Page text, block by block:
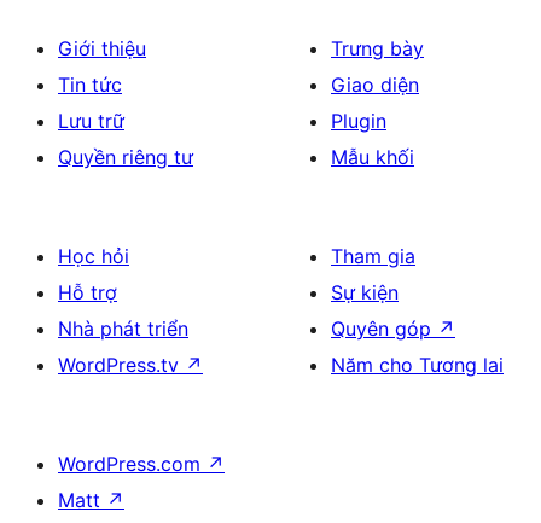
Giới thiệu
Tin tức
Lưu trữ
Quyền riêng tư
Trưng bày
Giao diện
Plugin
Mẫu khối
Học hỏi
Hỗ trợ
Nhà phát triển
WordPress.tv ↗
Tham gia
Sự kiện
Quyên góp ↗
Năm cho Tương lai
WordPress.com ↗
Matt ↗